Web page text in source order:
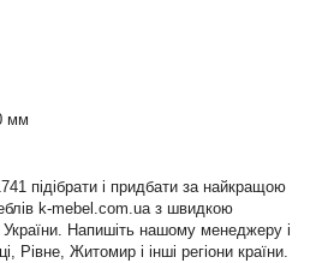
мм
підібрати і придбати за найкращою
k-mebel.com.ua з швидкою
Напишіть нашому менеджеру і
Рівне, Житомир і інші регіони країни.